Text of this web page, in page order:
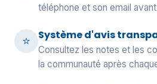
téléphone et son email
⭐ Système d'avis
Consultez les notes et les
la communauté après